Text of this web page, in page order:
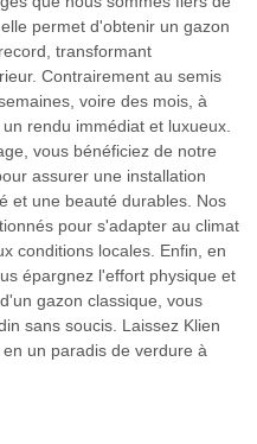
permet d'obtenir un gazon
transformant
Contrairement au semis
voire des mois, à
rendu immédiat et luxueux.
vous bénéficiez de notre
assurer une installation
et une beauté durables. Nos
pour s'adapter au climat
conditions locales. Enfin, en
épargnez l'effort physique et
gazon classique, vous
sans soucis. Laissez Klien
un paradis de verdure à